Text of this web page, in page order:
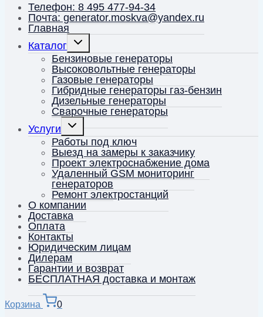
Телефон: 8 495 477-94-34
Почта: generator.moskva@yandex.ru
Главная
Каталог
Переключить
дочернее
меню
Бензиновые генераторы
Высоковольтные генераторы
Газовые генераторы
Гибридные генераторы газ-бензин
Дизельные генераторы
Сварочные генераторы
Услуги
Переключить
дочернее
меню
Работы под ключ
Выезд на замеры к заказчику
Проект электроснабжение дома
Удаленный GSM мониторинг
генераторов
Ремонт электростанций
О компании
Доставка
Оплата
Контакты
Юридическим лицам
Дилерам
Гарантии и возврат
БЕСПЛАТНАЯ доставка и монтаж
Корзина 0